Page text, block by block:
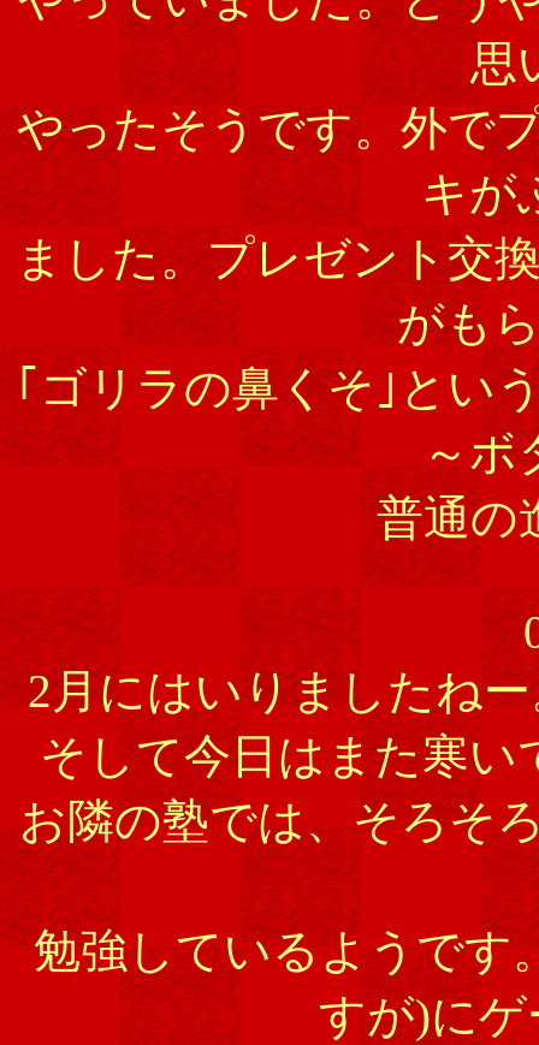
思
やったそうです。外で
キが
ました。プレゼント交
がも
｢ゴリラの鼻くそ｣とい
～ボ
普通の
2月にはいりましたね
そして今日はまた寒
お隣の塾では、そろそ
勉強しているようです
すが)に